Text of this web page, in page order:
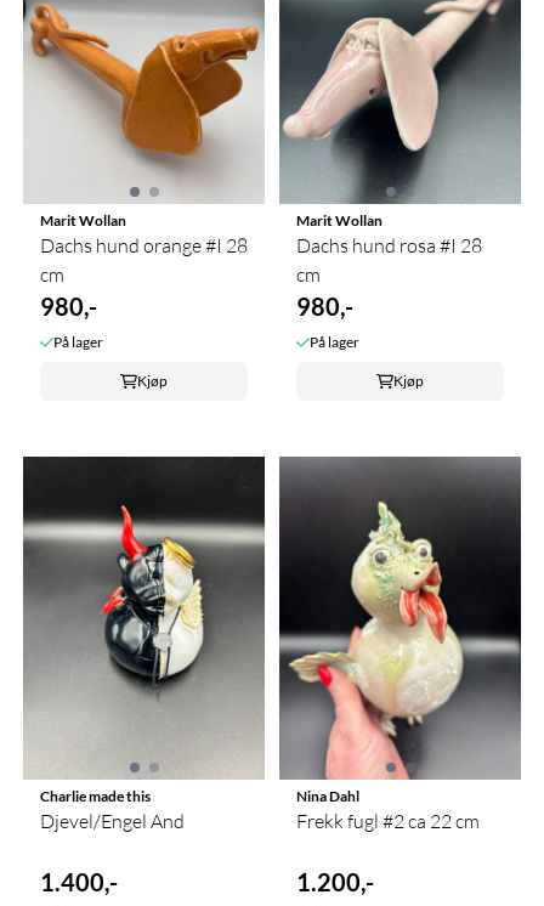
Marit Wollan
Dachs hund orange #I 28
cm
980,-
På lager
Kjøp
Marit Wollan
Dachs hund rosa #I 28
cm
980,-
På lager
Kjøp
Charlie made this
Djevel/Engel And
1.400,-
Nina Dahl
Frekk fugl #2 ca 22 cm
1.200,-